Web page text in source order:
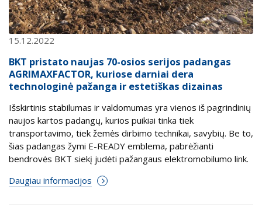
15.12.2022
BKT pristato naujas 70-osios serijos padangas
AGRIMAXFACTOR, kuriose darniai dera
technologinė pažanga ir estetiškas dizainas
Išskirtinis stabilumas ir valdomumas yra vienos iš pagrindinių
naujos kartos padangų, kurios puikiai tinka tiek
transportavimo, tiek žemės dirbimo technikai, savybių. Be to,
šias padangas žymi E-READY emblema, pabrėžianti
bendrovės BKT siekį judėti pažangaus elektromobilumo link.
Daugiau informacijos